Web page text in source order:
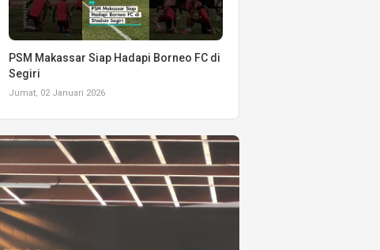
PSM Makassar Siap Hadapi Borneo FC di
Segiri
Jumat, 02 Januari 2026